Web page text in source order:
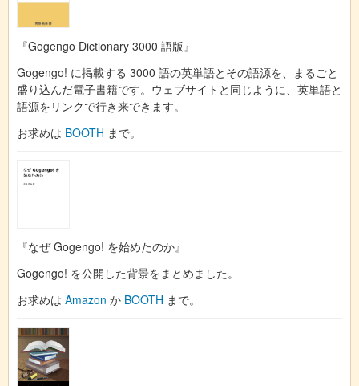
『Gogengo Dictionary 3000 語版』
Gogengo! に掲載する 3000 語の英単語とその語源を、まるごと
盛り込んだ電子書籍です。ウェブサイトと同じように、英単語と
語源をリンクで行き来できます。
お求めは BOOTH まで。
『なぜ Gogengo! を始めたのか』
Gogengo! を公開した背景をまとめました。
お求めは Amazon か BOOTH まで。